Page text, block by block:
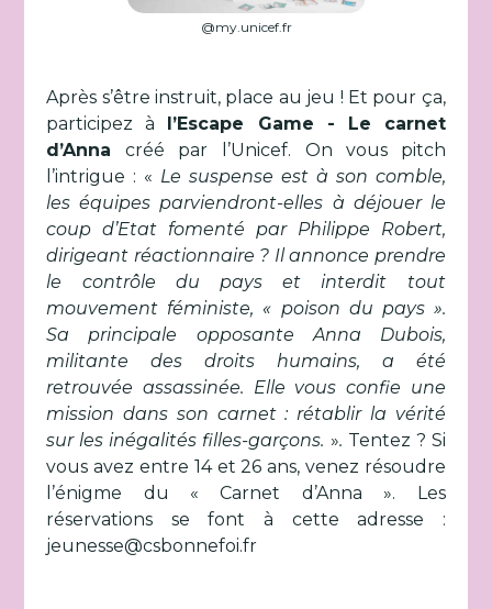
@my.unicef.fr
Après s’être instruit, place au jeu ! Et pour ça,
participez à l’Escape Game - Le carnet
d’Annacréé par l’Unicef.
On vous pitch
l’intrigue : « Le suspense est à son comble,
les équipes parviendront-elles à déjouer le
coup d’Etat fomenté par Philippe Robert,
dirigeant réactionnaire ? Il annonce prendre
le contrôle du pays et interdit tout
mouvement féministe, « poison du pays ».
Sa principale opposante Anna Dubois,
militante des droits humains, a été
retrouvée assassinée. Elle vous confie une
mission dans son carnet : rétablir la vérité
sur les inégalités filles-garçons. ». Tentez ? Si
vous avez entre 14 et 26 ans, venez résoudre
l’énigme du « Carnet d’Anna ». Les
réservations se font à cette adresse :
jeunesse@csbonnefoi.fr